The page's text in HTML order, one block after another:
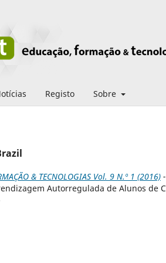
Registo Sobre
& TECNOLOGIAS Vol. 9 N.º 1 (2016)
Autorregulada de Alunos de